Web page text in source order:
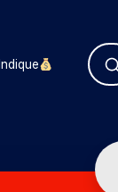
Indique